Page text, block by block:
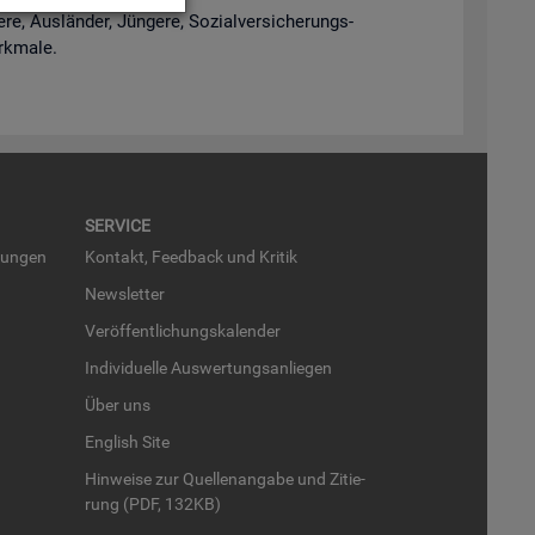
Aus­län­der, Jün­ge­re, So­zi­al­ver­si­che­rungs­
SER­VICE
Kon­takt, Feed­back und Kri­tik
News­let­ter
Ver­öf­fent­li­chungs­ka­len­der
In­di­vi­du­el­le Aus­wer­tungs­an­lie­gen
Über uns
English Site
Hin­wei­se zur Quel­len­an­ga­be und Zi­tie­
rung (PDF, 132KB)